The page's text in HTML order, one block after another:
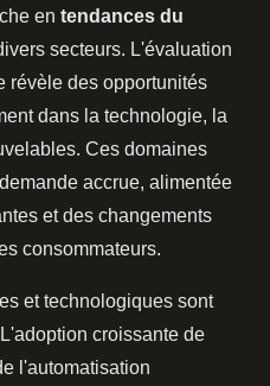
en tendances du
secteurs. L'évaluation
révèle des opportunités
dans la technologie, la
Ces domaines
accrue, alimentée
et des changements
consommateurs.
et technologiques sont
croissante de
l'automatisation